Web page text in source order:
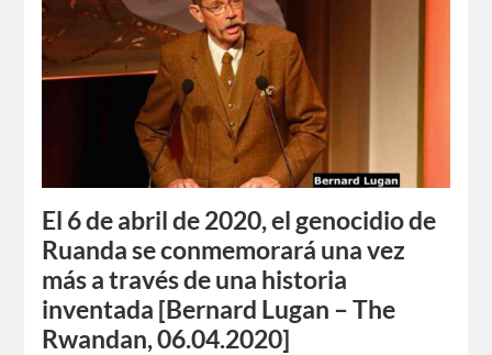
El 6 de abril de 2020, el genocidio de
Ruanda se conmemorará una vez
más a través de una historia
inventada [Bernard Lugan – The
Rwandan, 06.04.2020]